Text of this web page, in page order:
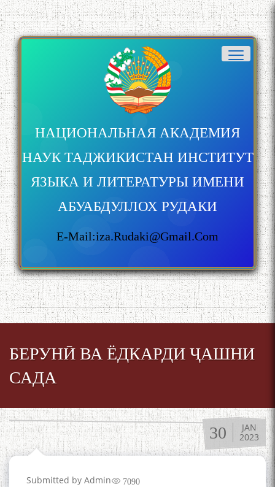
НАЦИОНАЛЬНАЯ АКАДЕМИЯ
НАУК ТАДЖИКИСТАН ИНСТИТУТ
ЯЗЫКА И ЛИТЕРАТУРЫ ИМЕНИ
АБУАБДУЛЛОХ РУДАКИ
E-Mail:iza.rudaki@gmail.com
БЕРУНӢ ВА ЁДКАРДИ ҶАШНИ
САДА
30
JAN
2023
Submitted by Admin 7090